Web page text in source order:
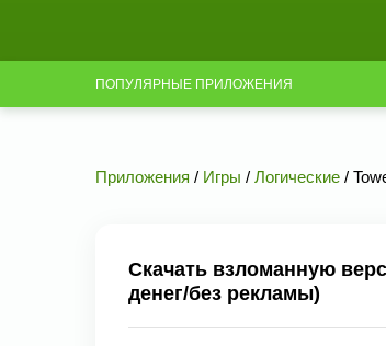
ПОПУЛЯРНЫЕ ПРИЛОЖЕНИЯ
Приложения / Игры / Логические /
Скачать взломанную
денег/без рекламы)